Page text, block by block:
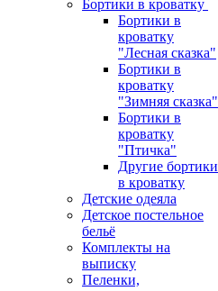
Бортики в кроватку
Бортики в
кроватку
"Лесная сказка"
Бортики в
кроватку
"Зимняя сказка"
Бортики в
кроватку
"Птичка"
Другие бортики
в кроватку
Детские одеяла
Детское постельное
бельё
Комплекты на
выписку
Пеленки,